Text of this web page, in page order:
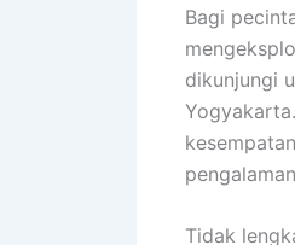
Bagi
dikunjungi
Tidak